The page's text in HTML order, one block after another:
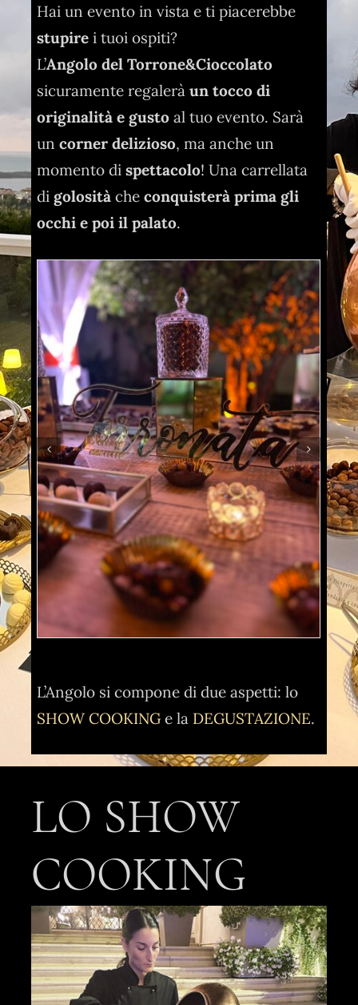
Hai un evento in vista e ti piacerebbe
stupire i tuoi ospiti?
L’Angolo del Torrone&Cioccolato
sicuramente regaleràun tocco di
originalità e gusto al tuo evento. Sarà
uncorner delizioso, ma anche un
momento dispettacolo! Una carrellata
di golosità checonquisterà prima gli
occhi e poi il palato.
L’Angolo si compone di due aspetti: lo
SHOW COOKING e la DEGUSTAZIONE.
LO SHOW
COOKING